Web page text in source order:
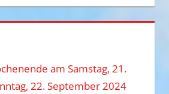
am Samstag, 21.
22. September 2024